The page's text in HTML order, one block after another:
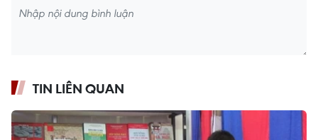
TIN LIÊN QUAN